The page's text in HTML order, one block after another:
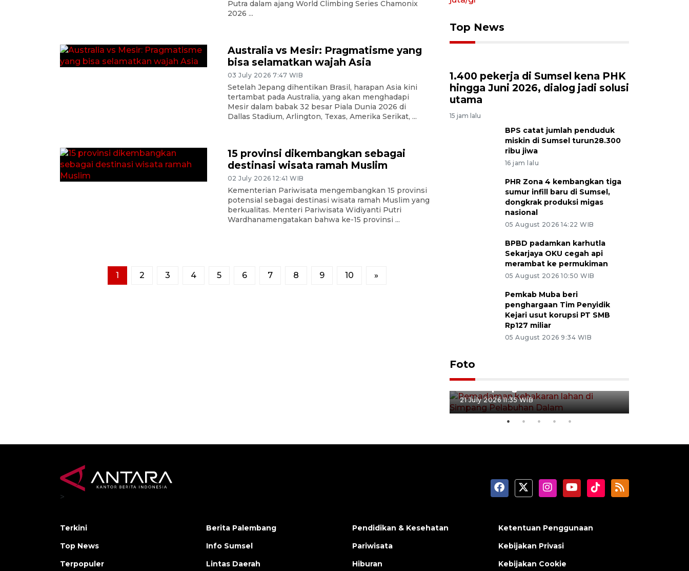
Putra dalam ajang World Climbing Series Chamonix
2026 ...
Australia vs Mesir: Pragmatisme yang
bisa selamatkan wajah Asia
03 July 2026 7:47 WIB
Setelah Jepang dihentikan Brasil, harapan Asia kini
tertambat pada Australia, yang akan menghadapi
Mesir dalam babak 32 besar Piala Dunia 2026 di
Dallas Stadium, Arlington, Texas, Amerika Serikat, ...
15 provinsi dikembangkan sebagai
destinasi wisata ramah Muslim
02 July 2026 12:41 WIB
Kementerian Pariwisata mengembangkan 15 provinsi
potensial sebagai destinasi wisata ramah Muslim yang
berkualitas. Menteri Pariwisata Widiyanti Putri
Wardhanamengatakan bahwa ke-15 provinsi ...
1 2 3 4 5 6 7 8 9 10 »
Top News
1.400 pekerja di Sumsel kena PHK
hingga Juni 2026, dialog jadi solusi
utama
15 jam lalu
BPS catat jumlah penduduk
miskin di Sumsel turun28.300
ribu jiwa
16 jam lalu
PHR Zona 4 kembangkan tiga
sumur infill baru di Sumsel,
dongkrak produksi migas
nasional
05 August 2026 14:22 WIB
BPBD padamkan karhutla
Sekarjaya OKU cegah api
merambat ke permukiman
05 August 2026 10:50 WIB
Pemkab Muba beri
penghargaan Tim Penyidik
Kejari usut korupsi PT SMB
Rp127 miliar
05 August 2026 9:34 WIB
Foto
Pemadaman kebakaran lahan
21 July 2026 11:35 WIB
>
Terkini
Top News
Terpopuler
Berita Palembang
Info Sumsel
Lintas Daerah
Pendidikan & Kesehatan
Pariwisata
Hiburan
Ketentuan Penggunaan
Kebijakan Privasi
Kebijakan Cookie